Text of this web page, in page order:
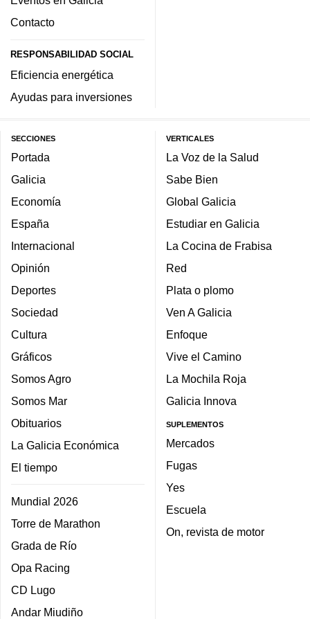
Contacto
RESPONSABILIDAD SOCIAL
Eficiencia energética
Ayudas para inversiones
SECCIONES
Portada
Galicia
Economía
España
Internacional
Opinión
Deportes
Sociedad
Cultura
Gráficos
Somos Agro
Somos Mar
Obituarios
La Galicia Económica
El tiempo
Mundial 2026
Torre de Marathon
Grada de Río
Opa Racing
CD Lugo
Andar Miudiño
VERTICALES
La Voz de la Salud
Sabe Bien
Global Galicia
Estudiar en Galicia
La Cocina de Frabisa
Red
Plata o plomo
Ven A Galicia
Enfoque
Vive el Camino
La Mochila Roja
Galicia Innova
SUPLEMENTOS
Mercados
Fugas
Yes
Escuela
On, revista de motor